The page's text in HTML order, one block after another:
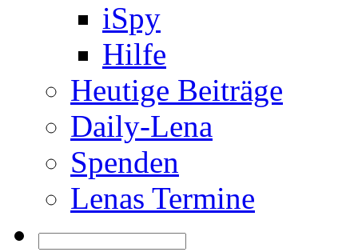
iSpy
Hilfe
Heutige Beiträge
Daily-Lena
Spenden
Lenas Termine